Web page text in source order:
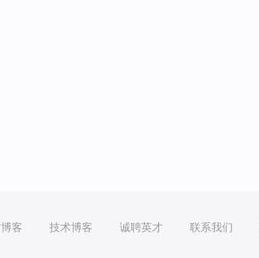
客 技术博客 诚聘英才 联系我们